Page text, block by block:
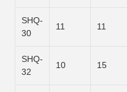
SHQ-
30
11 11
SHQ-
32
10 15